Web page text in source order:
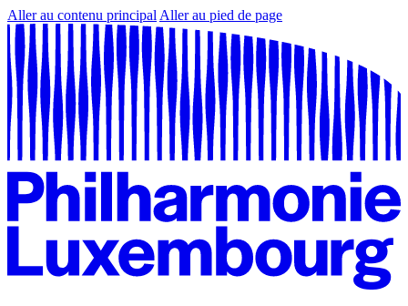
Aller au contenu principal Aller au pied de page